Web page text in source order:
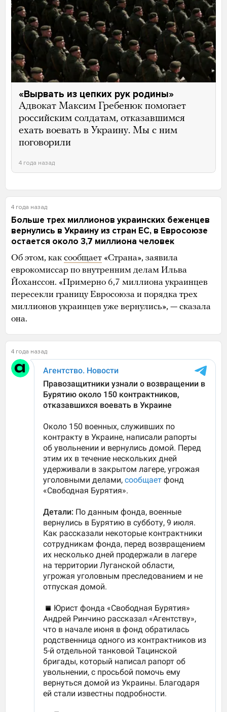
«Вырвать из цепких рук родины»
Адвокат Максим Гребенюк помогает
российским солдатам, отказавшимся
ехать воевать в Украину. Мы с ним
поговорили
4 года назад
4 года назад
Больше трех миллионов украинских беженцев
вернулись в Украину из стран ЕС, в Евросоюзе
остается около 3,7 миллиона человек
Об этом, как сообщает «Страна», заявила
еврокомиссар по внутренним делам Ильва
Йоханссон. «Примерно 6,7 миллиона украинцев
пересекли границу Евросоюза и порядка трех
миллионов украинцев уже вернулись», — сказала
она.
4 года назад